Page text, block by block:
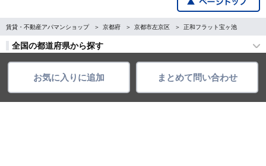
お気に入りに追加 まとめて問い合わせ
賃貸・不動産アパマンショップ 京都府 京都市左京区 正和フラット宝ヶ池
全国の都道府県から探す
企業・IR情報 サイトポリシー
プライバシーポリシー 運営会社について